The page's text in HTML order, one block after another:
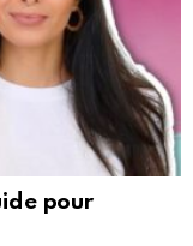
pour